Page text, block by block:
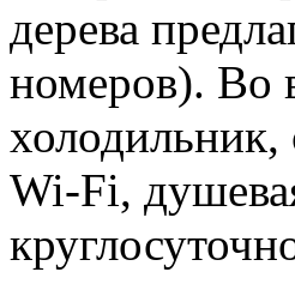
дерева
номеров). Во
холодильник,
Wi-Fi,